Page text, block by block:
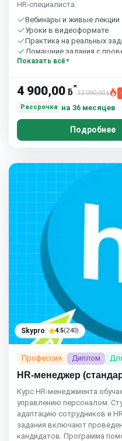
HR‑специалиста.
Вебинары и живые лекции
Уроки в видеоформате
Практика на реальных
Домашние задания с
Сообщество студентов
Показать всё
4 900,00 ƃ*
13 090,00ƃ
Рассрочка
на 36 месяцев
Подробнее
Skypro 4.5(240)
Профессия Диплом
HR-менеджер
Курс HR‑менеджмента
управлению персоналом.
адаптацию сотрудников и
задания включают
кандидатов. Программа